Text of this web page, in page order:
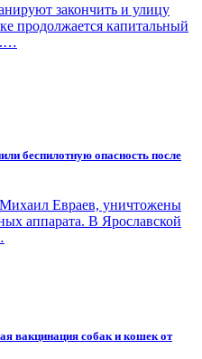
закончить и улицу
продолжается капитальный
беспилотную опасность после
Евраев, уничтожены
аппарата. В Ярославской
вакцинация собак и кошек от